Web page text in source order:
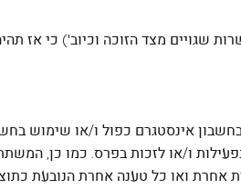
אינסטגרם כפול ו/או שימוש
ו/או לזכות בפרס. כמו כן,
אחרת ואו כל טענה אחרת הנובעת